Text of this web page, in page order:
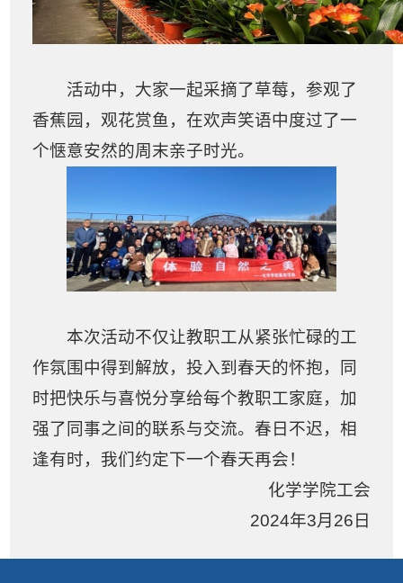
活动中，大家一起采摘了草莓，参观了
香蕉园，观花赏鱼，在欢声笑语中度过了一
个惬意安然的周末亲子时光。
本次活动不仅让教职工从紧张忙碌的工
作氛围中得到解放，投入到春天的怀抱，同
时把快乐与喜悦分享给每个教职工家庭，加
强了同事之间的联系与交流。 春日不迟，相
逢有时，我们约定下一个春天再会！
化学学院工会
2024年3月 26 日